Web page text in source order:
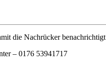
die Nachrücker
– 0176 53941717